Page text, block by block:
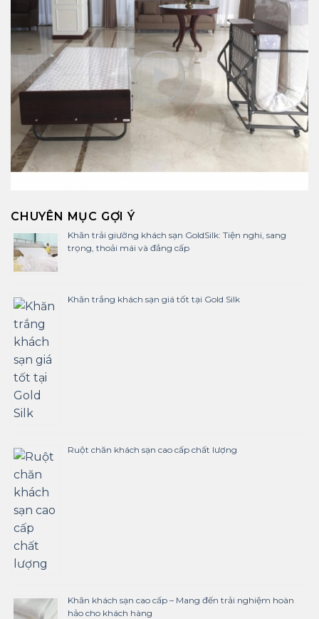
CHUYÊN MỤC GỢI Ý
Khăn trải giường khách sạn GoldSilk: Tiện nghi, sang
trọng, thoải mái và đẳng cấp
Khăn trắng khách sạn giá tốt tại Gold Silk
Ruột chăn khách sạn cao cấp chất lượng
Khăn khách sạn cao cấp – Mang đến trải nghiệm hoàn
hảo cho khách hàng